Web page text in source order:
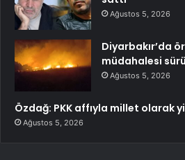
Ağustos 5, 2026
Diyarbakır’da
müdahalesi
Ağustos 5, 2026
Özdağ: PKK affıyla millet olarak
Ağustos 5, 2026